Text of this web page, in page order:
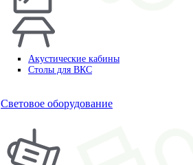
Акустические кабины
Столы для ВКС
Световое оборудование